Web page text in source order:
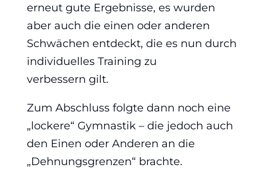
erneut gute Ergebnisse, es wurden
aber auch die einen oder anderen
Schwächen entdeckt, die es nun durch
individuelles Training zu
verbessern gilt.
Zum Abschluss folgte dann noch eine
„lockere“ Gymnastik – die jedoch auch
den Einen oder Anderen an die
„Dehnungsgrenzen“ brachte.